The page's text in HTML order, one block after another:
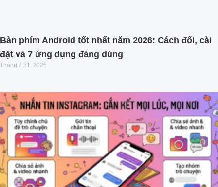
Bàn phím Android tốt nhất năm 2026: Cách đổi, cài
đặt và 7 ứng dụng đáng dùng
Tháng 7 31, 2026